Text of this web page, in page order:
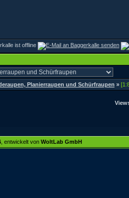
Planierraupen und Schürfraupen »
, entwickelt von WoltLab GmbH